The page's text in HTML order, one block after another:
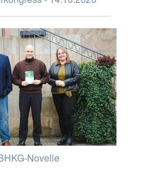
Novelle